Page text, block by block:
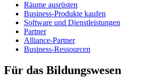
Räume ausrüsten
Business-Produkte kaufen
Software und Dienstleistungen
Partner
Alliance-Partner
Business-Ressourcen
Für das Bildungswesen